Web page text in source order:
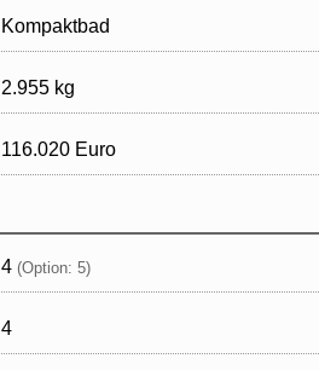
Kompaktbad
2.955 kg
116.020 Euro
4 (Option: 5)
4